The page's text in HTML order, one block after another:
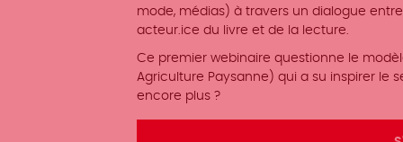
mode, médias) à travers un dialogue
acteur.ice du livre et de la lecture.
Ce premier webinaire questionne le
Agriculture Paysanne) qui a su inspirer le
encore plus ?